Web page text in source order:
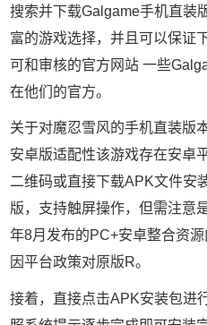
搜索并下载Galgame手机直装
富的游戏选择，并且可以保证
可和审核的官方网站 一些
在他们的官方。
关于对魔忍雪风的手机直装版
安卓版适配性该游戏存在安卓
二维码或直接下载APK文件安
版，支持触屏操作，但需注意
年8月发布的PC+安卓整合资
因平台政策对原版R。
接着，直接点击APK安装包进